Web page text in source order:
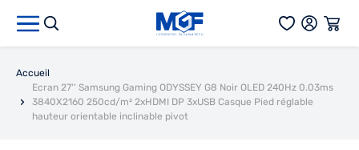
Accueil
Ecran 27'' Samsung Gaming ODYSSEY G8 Noir OLED 240Hz 0.03ms
3840X2160 250cd/m² 2xHDMI DP 3xUSB Casque Pied réglable
hauteur orientable inclinable pivot